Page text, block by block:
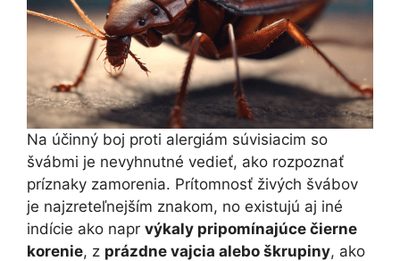
Na účinný boj proti alergiám súvisiacim so
švábmi je nevyhnutné vedieť, ako rozpoznať
príznaky zamorenia. Prítomnosť živých švábov
je najzreteľnejším znakom, no existujú aj iné
indície ako napr výkaly pripomínajúce čierne
korenie, z prázdne vajcia alebo škrupiny, ako